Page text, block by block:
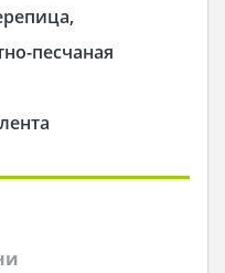
песчаная